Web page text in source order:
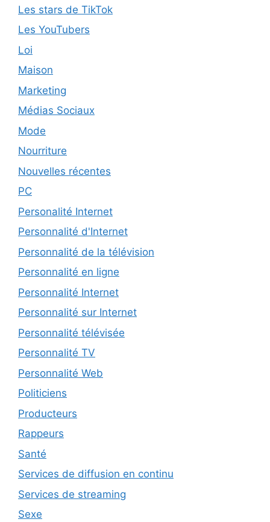
Les stars de TikTok
Les YouTubers
Loi
Maison
Marketing
Médias Sociaux
Mode
Nourriture
Nouvelles récentes
PC
Personalité Internet
Personnalité d'Internet
Personnalité de la télévision
Personnalité en ligne
Personnalité Internet
Personnalité sur Internet
Personnalité télévisée
Personnalité TV
Personnalité Web
Politiciens
Producteurs
Rappeurs
Santé
Services de diffusion en continu
Services de streaming
Sexe